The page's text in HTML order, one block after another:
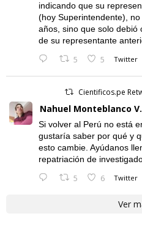
indicando que su
(hoy Superintendente),
años, sino que solo
de su representante
5 5 Twitter
Cientificos.pe
Nahuel Monteblanco V.
Si volver al Perú no está
gustaría saber por qué y
esto cambie. Ayúdanos
repatriación de
5 6 Twitter
Ver